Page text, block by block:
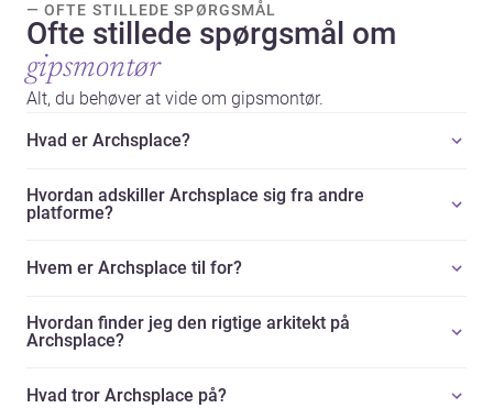
— OFTE STILLEDE SPØRGSMÅL
Ofte stillede spørgsmål om
gipsmontør
Alt, du behøver at vide om gipsmontør.
Hvad er Archsplace?
Hvordan adskiller Archsplace sig fra andre
platforme?
Hvem er Archsplace til for?
Hvordan finder jeg den rigtige arkitekt på
Archsplace?
Hvad tror Archsplace på?